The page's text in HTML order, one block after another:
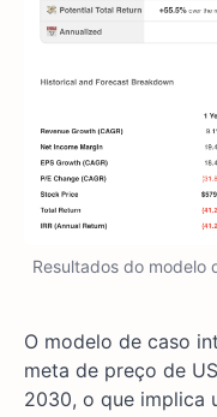
Resultados do modelo
O modelo de caso
meta de preço de
2030, o que implica